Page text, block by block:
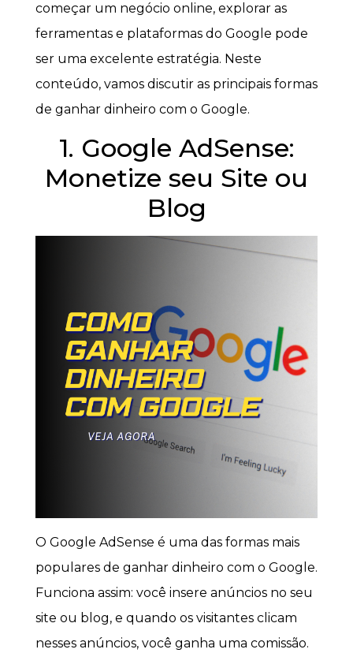
começar um negócio online, explorar as
ferramentas e plataformas do Google pode
ser uma excelente estratégia. Neste
conteúdo, vamos discutir as principais formas
de ganhar dinheiro com o Google.
1. Google AdSense:
Monetize seu Site ou
Blog
O Google AdSense é uma das formas mais
populares de ganhar dinheiro com o Google.
Funciona assim: você insere anúncios no seu
site ou blog, e quando os visitantes clicam
nesses anúncios, você ganha uma comissão.